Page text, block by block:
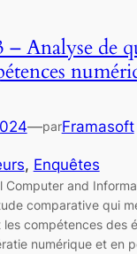
– Analyse de
—parFramasoft
, Enquêtes
Computer and
comparative qui
les compétences des
numérique et en